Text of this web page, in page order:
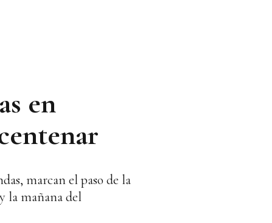
en
marcan el paso de la
la mañana del